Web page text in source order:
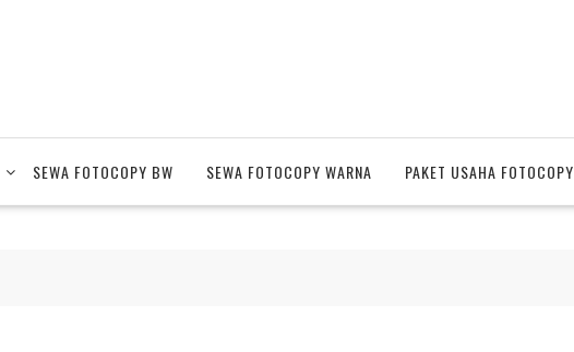
SEWA FOTOCOPY BW SEWA FOTOCOPY WARNA PAKET USAHA FOTOCOPY